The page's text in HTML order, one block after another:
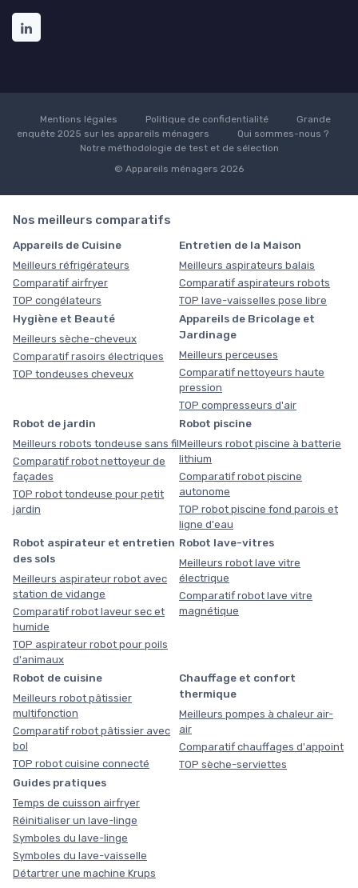
Mentions légales Politique de confidentialité
Grande
enquête 2025 sur les appareils ménagers
Qui sommes-nous ?
Notre méthodologie de test et de sélection
© Appareils ménagers 2026
Nos meilleurs comparatifs
Appareils de Cuisine
Meilleurs réfrigérateurs
Comparatif airfryer
TOP congélateurs
Entretien de la Maison
Meilleurs aspirateurs balais
Comparatif aspirateurs robots
TOP lave-vaisselles pose libre
Hygiène et Beauté
Meilleurs sèche-cheveux
Comparatif rasoirs électriques
TOP tondeuses cheveux
Appareils de Bricolage et
Jardinage
Meilleurs perceuses
Comparatif nettoyeurs haute
pression
TOP compresseurs d'air
Robot de jardin
Meilleurs robots tondeuse sans fil
Comparatif robot nettoyeur de
façades
TOP robot tondeuse pour petit
jardin
Robot piscine
Meilleurs robot piscine à batterie
lithium
Comparatif robot piscine
autonome
TOP robot piscine fond parois et
ligne d'eau
Robot aspirateur et entretien
des sols
Meilleurs aspirateur robot avec
station de vidange
Comparatif robot laveur sec et
humide
TOP aspirateur robot pour poils
d'animaux
Robot lave-vitres
Meilleurs robot lave vitre
électrique
Comparatif robot lave vitre
magnétique
Robot de cuisine
Meilleurs robot pâtissier
multifonction
Comparatif robot pâtissier avec
bol
TOP robot cuisine connecté
Chauffage et confort
thermique
Meilleurs pompes à chaleur air-
air
Comparatif chauffages d'appoint
TOP sèche-serviettes
Guides pratiques
Temps de cuisson airfryer
Réinitialiser un lave-linge
Symboles du lave-linge
Symboles du lave-vaisselle
Détartrer une machine Krups